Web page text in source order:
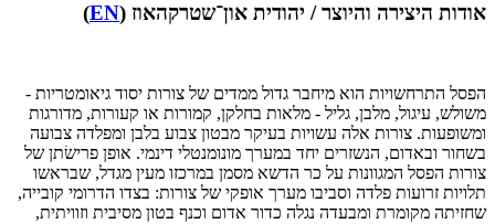
אודות היצירה והיוצר / יהודית און־שטרקהאוז (EN
)
הפסל התרחשויות הוא מיחבר גדול ממדים של צורות יסוד גיאומטריות -
משולש, עיגול, מלבן, גליל - מלאות בחלקן, קמורות או קעורות, מדורגות
ומשופעות. צורות אלה עשויות בעיקר מבטון צבוע בלבן ומפלדה צבועה
בשחור ובאדום, הנשזרים יחד במערך מונומנטלי דינמי. אופן פרישׂתן של
צורות הפסל המגוונות על כר הדשא מסמן במרכזו מעין מגדל, שבראשו
תלויות זרועות פלדה וסביבו מערך אופקי של צורות: בצדו הדרומי קובייה,
שחזיתה מקומרת ומבעדה נגלה כדור אדום וכנף בטון מסיבית וזוויתית,